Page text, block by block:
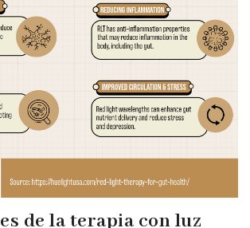
de la terapia con luz